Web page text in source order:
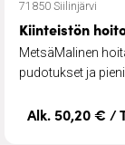
71850 Siilinjärvi
Kiinteistön
MetsäMalinen
pudotukset ja
Alk. 50,20 € /